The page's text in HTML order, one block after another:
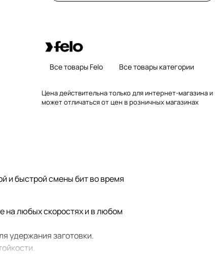
Все товары Felo Все товары категории
Цена действительна только для интернет-магазина и
может отличаться от цен в розничных магазинах
и быстрой смены бит во время
на любых скоростях и в любом
удержания заготовки.